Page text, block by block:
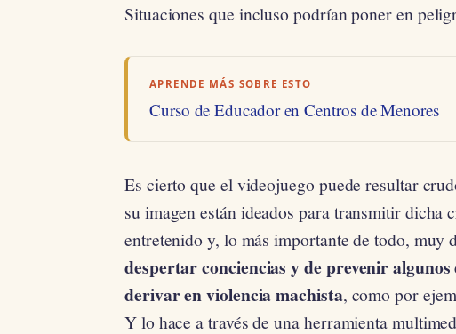
Situaciones que incluso podrían poner en
APRENDE MÁS SOBRE ESTO
Curso de Educador en Centros de Menores
Es cierto que el videojuego puede resultar
su imagen están ideados para transmitir dicha
entretenido y, lo más importante de todo, muy
despertar conciencias y de prevenir
derivar en violencia machista, como por
Y lo hace a través de una herramienta